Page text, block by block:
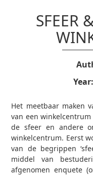
SFEER
Year:
Het meetbaar maken
van een
de sfeer en andere
winkelcentrum. Eerst
van de begrippen
middel van
afgenomen enquete